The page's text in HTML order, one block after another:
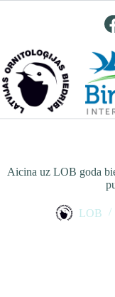
Aicina uz LOB goda
LOB